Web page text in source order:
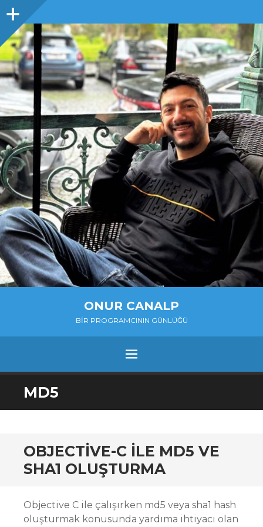
Sidebar
ONUR CANALP
BIR PROGRAMCININ GÜNLÜĞÜ
MENU
SKIP
TO
MD5
OBJECTIVE-C ILE MD5 VE
SHA1 OLUŞTURMA
Objective C ile çalışırken md5 veya sha1 hash
oluşturmak konusunda yardıma ihtiyacı olan